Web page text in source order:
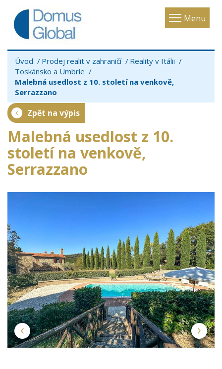
Menu
Toggle
Úvod Prodej realit v zahraničí
Reality v Itálii
Toskánsko a Umbrie
Malebná usedlost z 10. století na venkově,
Serrazzano
Zpět na výpis
Malebná usedlost z 10.
století na venkově,
Serrazzano